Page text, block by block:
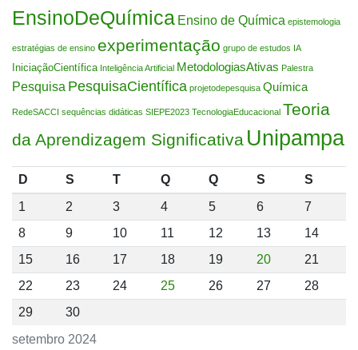
EnsinoDeQuímica Ensino de Química epistemologia
estratégias de ensino experimentação grupo de estudos IA
IniciaçãoCientífica Inteligência Artificial MetodologiasAtivas Palestra
Pesquisa PesquisaCientífica projetodepesquisa Química
RedeSACCI sequências didáticas SIEPE2023 TecnologiaEducacional Teoria
da Aprendizagem Significativa Unipampa
setembro 2024
D S T Q Q S
S
1
2 3 4 5 6
7
8
9 10 11 12 13
14
15
16 17 18 19 20
21
22
23 24 25 26 27
28
29
30